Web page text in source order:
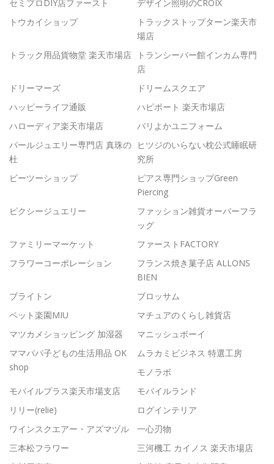
セミプロDIY店ファースト
デザイン照明のCROIX
トウカイショップ
トラックストップターン楽天市
場店
トラック用品貨物堂 楽天市場店
トランシーバー館インカム専門
店
ドリーマーズ
ドリームスクエア
ハッピーライフ通販
ハピポート 楽天市場店
ハローディア楽天市場店
バリよかユニフォーム
パールジュエリー専門店 真珠の
杜
ヒツジのいらない枕公式睡眠研
究所
ビーツーショップ
ピアス専門ショップGreen
Piercing
ピクシージュエリー
ファッション雑貨オーバーフラ
ッグ
ファミリーマーケット
ファーストFACTORY
フラワーコーポレーション
フランス焼き菓子店 ALLONS
BIEN
ブライトン
ブロッサム
ペット楽園MIU
マチュアのくらし雑貨店
マツカメショッピング 加湿器
マニッシュボーイ
ママパパ子どもの生活用品 OK
shop
ムラカミビジネス 特選工房
モノラボ
モバイルプラス楽天市場支店
モバイルランド
リリー(relie)
ログインテリア
ワインスクエアー・アズマヅル
一心刃物
三本松フラワー
三河機工 カイノス 楽天市場店